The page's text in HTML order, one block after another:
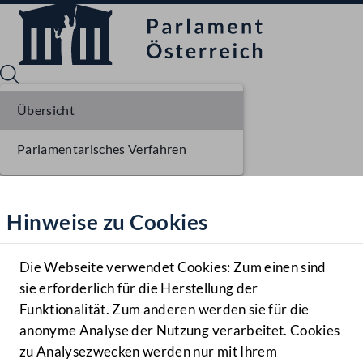
Hilfe
Benutzer
Navigationsmenü öffnen
MENÜ
Hinweise zu Cookies
Die Webseite verwendet Cookies: Zum einen sind
sie erforderlich für die Herstellung der
Funktionalität. Zum anderen werden sie für die
anonyme Analyse der Nutzung verarbeitet. Cookies
zu Analysezwecken werden nur mit Ihrem
Übersicht
Parlamentarisches Verfahren